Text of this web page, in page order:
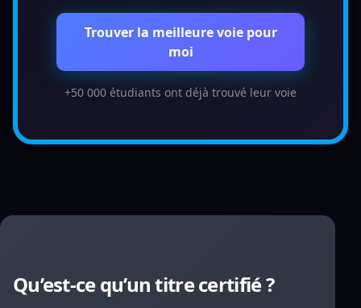
Trouver la meilleure voie pour
moi
+50 000 étudiants ont déjà trouvé leur voie
Qu’est-ce qu’un titre certifié ?